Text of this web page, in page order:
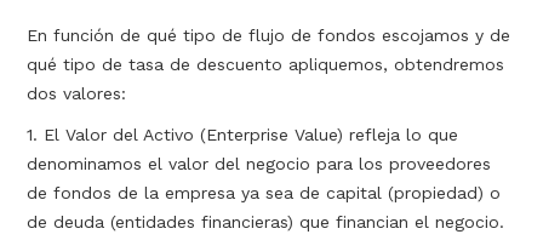
En función de qué tipo de flujo de fondos escojamos y de
qué tipo de tasa de descuento apliquemos, obtendremos
dos valores:
1. El Valor del Activo (Enterprise Value) refleja lo que
denominamos el valor del negocio para los proveedores
de fondos de la empresa ya sea de capital (propiedad) o
de deuda (entidades financieras) que financian el negocio.